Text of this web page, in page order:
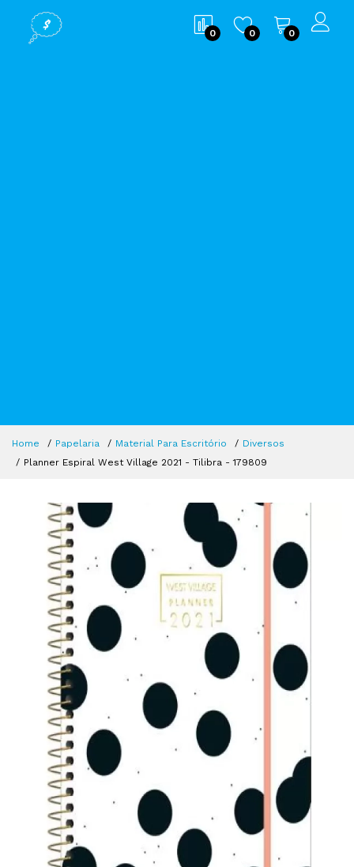
0 0 0
Home Papelaria Material Para Escritório
Diversos
Planner Espiral West Village 2021 - Tilibra - 179809